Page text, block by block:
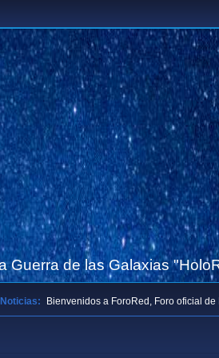
Guerra de las Galaxias
Noticias: Bienvenidos a ForoRed, Foro oficial